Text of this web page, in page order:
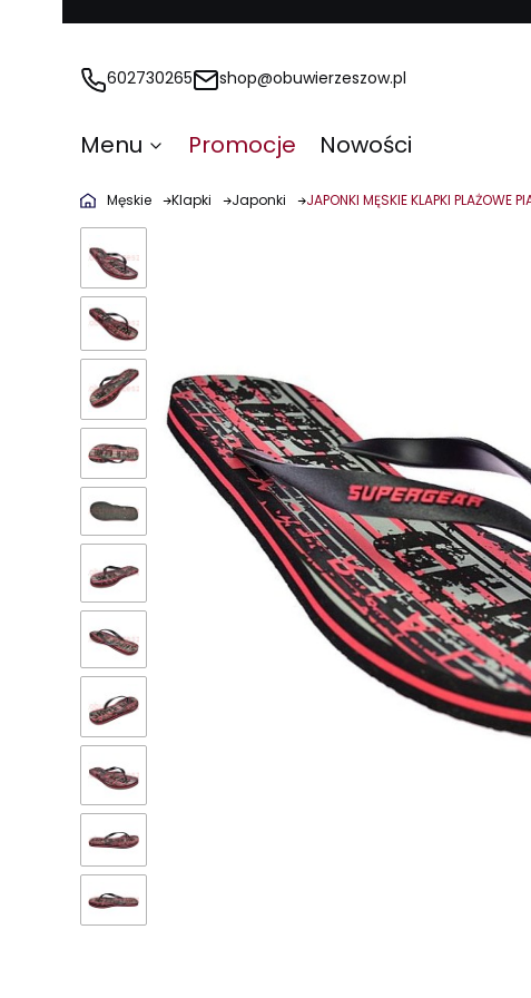
602730265 shop@obuwierzeszow.pl
Menu Promocje Nowości
Męskie Klapki Japonki JAPONKI MĘSKIE KLAPKI PLAŻOWE